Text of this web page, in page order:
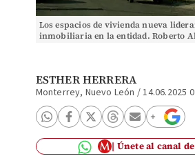
Los espacios de vivienda nueva
inmobiliaria en la entidad. Roberto
ESTHER HERRERA
Monterrey, Nuevo León /14.06.2025
Únete al canal